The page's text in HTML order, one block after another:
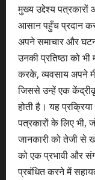
मुख्य उद्देश्य
आसान पहुँच प्रदान
अपने समाचार और
उनकी प्रतिष्ठा को
करके, व्यवसाय अपने
जिससे उन्हें एक
होती है। यह
पत्रकारों के लिए
जानकारी को तेजी से
को एक प्रभावी और
प्रबंधित करने में